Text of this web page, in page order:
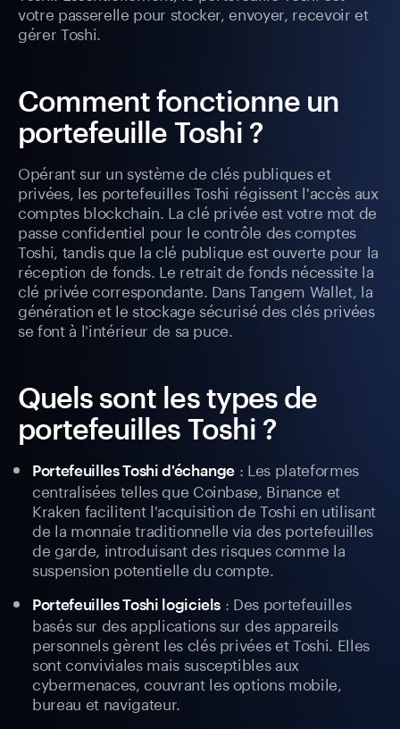
votre passerelle pour stocker, envoyer, recevoir et
gérer Toshi.
Comment fonctionne un
portefeuille Toshi ?
Opérant sur un système de clés publiques et
privées, les portefeuilles Toshi régissent l'accès aux
comptes blockchain. La clé privée est votre mot de
passe confidentiel pour le contrôle des comptes
Toshi, tandis que la clé publique est ouverte pour la
réception de fonds. Le retrait de fonds nécessite la
clé privée correspondante. Dans Tangem Wallet, la
génération et le stockage sécurisé des clés privées
se font à l'intérieur de sa puce.
Quels sont les types de
portefeuilles Toshi ?
Portefeuilles Toshi d'échange : Les plateformes
centralisées telles que Coinbase, Binance et
Kraken facilitent l'acquisition de Toshi en utilisant
de la monnaie traditionnelle via des portefeuilles
de garde, introduisant des risques comme la
suspension potentielle du compte.
Portefeuilles Toshi logiciels : Des portefeuilles
basés sur des applications sur des appareils
personnels gèrent les clés privées et Toshi. Elles
sont conviviales mais susceptibles aux
cybermenaces, couvrant les options mobile,
bureau et navigateur.